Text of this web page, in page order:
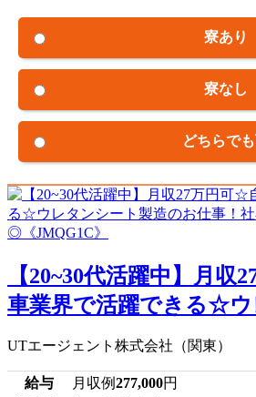
寮あり
寮なし
どちらで
【20~30代活躍中】月収
車業界で活躍できる☆ウ
UTエージェント株式会社（関東）
給与 月収例277,000円